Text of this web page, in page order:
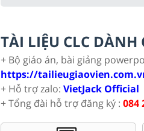
TÀI LIỆU CLC
+ Bộ giáo án, bài giảng
https://
+ Hỗ trợ zalo: VietJack Official
+ Tổng đài hỗ trợ đăng ký : 084